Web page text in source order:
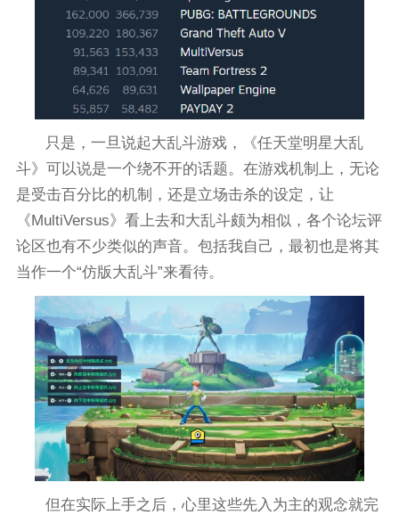
只是，一旦说起大乱斗游戏，《任天堂明星大乱
斗》可以说是一个绕不开的话题。在游戏机制上，无论
是受击百分比的机制，还是立场击杀的设定，让
《MultiVersus》看上去和大乱斗颇为相似，各个论坛评
论区也有不少类似的声音。包括我自己，最初也是将其
当作一个“仿版大乱斗”来看待。
但在实际上手之后，心里这些先入为主的观念就完